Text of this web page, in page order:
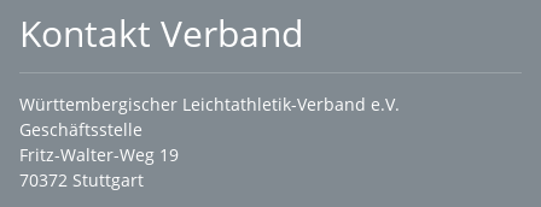
Kontakt Verband
Württembergischer Leichtathletik-Verband e.V.
Geschäftsstelle
Fritz-Walter-Weg 19
70372 Stuttgart